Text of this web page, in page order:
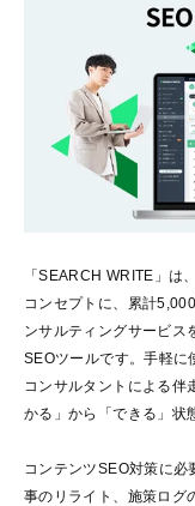
「SEARCH WRITE」は
コンセプトに、累計
ンサルティングサービス
SEOツールです。手軽に
コンサルタントによる伴
かる」から「できる」状
コンテンツSEO対策に
事のリライト、施策ログ